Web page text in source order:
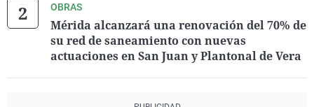
OBRAS
Mérida alcanzará una renovación del 70% de
su red de saneamiento con nuevas
actuaciones en San Juan y Plantonal de Vera